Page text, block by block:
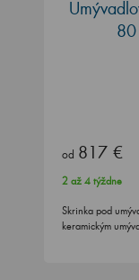
80
od 817 €
2 až 4 týždne
Skrinka pod
keramickým